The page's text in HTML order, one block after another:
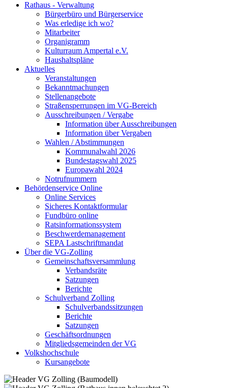
Rathaus - Verwaltung
Bürgerbüro und Bürgerservice
Was erledige ich wo?
Mitarbeiter
Organigramm
Kulturraum Ampertal e.V.
Haushaltspläne
Aktuelles
Veranstaltungen
Bekanntmachungen
Stellenangebote
Straßensperrungen im VG-Bereich
Ausschreibungen / Vergabe
Information über Ausschreibungen
Information über Vergaben
Wahlen / Abstimmungen
Kommunalwahl 2026
Bundestagswahl 2025
Europawahl 2024
Notrufnummern
Behördenservice Online
Online Services
Sicheres Kontaktformular
Fundbüro online
Ratsinformationssystem
Beschwerdemanagement
SEPA Lastschriftmandat
Über die VG-Zolling
Gemeinschaftsversammlung
Verbandsräte
Satzungen
Berichte
Schulverband Zolling
Schulverbandssitzungen
Berichte
Satzungen
Geschäftsordnungen
Mitgliedsgemeinden der VG
Volkshochschule
Kursangebote